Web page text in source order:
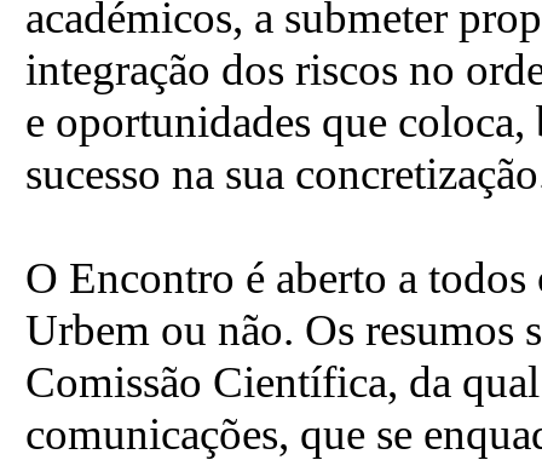
académicos, a submeter
integração dos riscos no
e oportunidades que
sucesso na sua
O Encontro é aberto a todos
Urbem ou não. Os resumos
Comissão Científica, da
comunicações, que se